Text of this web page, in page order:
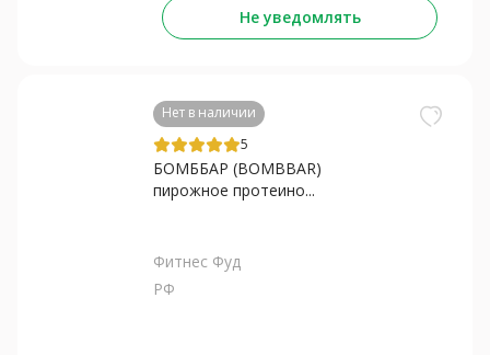
Не уведомлять
Нет в наличии
5
БОМББАР (BOMBBAR)
пирожное протеино...
Фитнес Фуд
РФ